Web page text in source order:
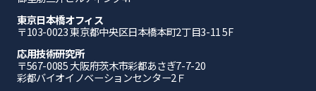
東京日本橋オフィス
〒103-0023 東京都中央区日本橋本町2丁目3-11 5F
応⽤技術研究所
〒567-0085 ⼤阪府茨⽊市彩都あさぎ7-7-20
彩都バイオイノベーションセンター2Ｆ